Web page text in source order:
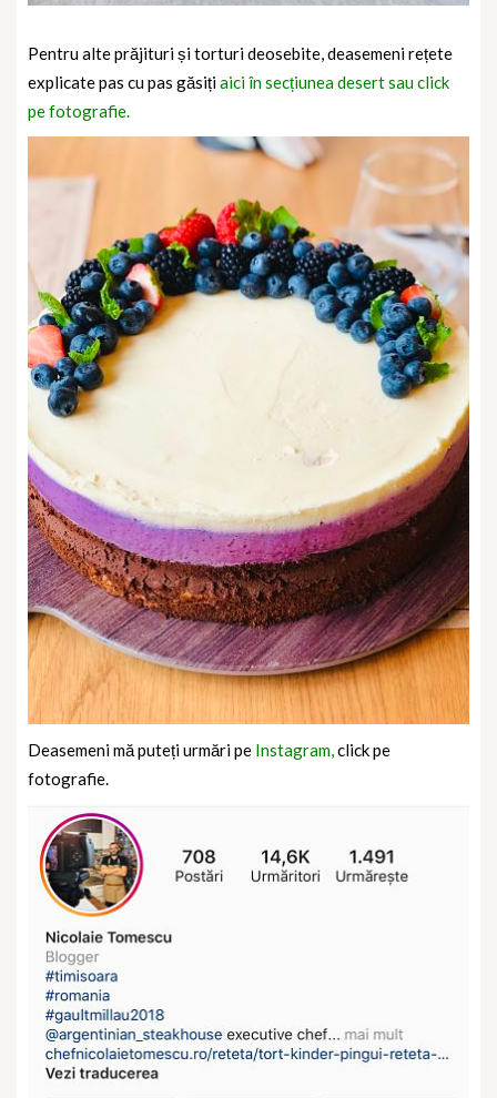
Pentru alte prăjituri și torturi deosebite, deasemeni rețete
explicate pas cu pas găsițiaici în secțiunea desert sau click
pe fotografie.
Deasemeni mă puteți urmări pe Instagram,click pe
fotografie.